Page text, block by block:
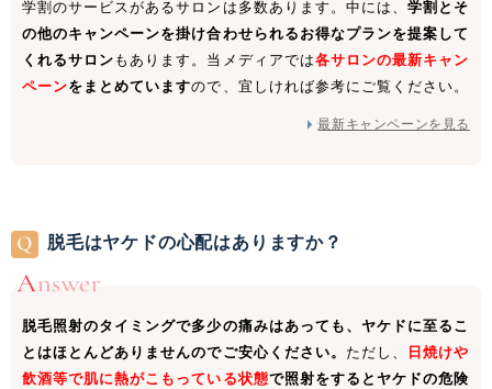
学割のサービスがあるサロンは多数あります。中には、 学割とそ
の他のキャンペーンを掛け合わせられるお得なプランを提案して
くれるサロン もあります。当メディアでは各サロンの最新キャン
ペーンをまとめていますので、宜しければ参考にご覧ください。
最新キャンペーンを見る
脱毛はヤケドの心配はありますか？
脱毛照射のタイミングで多少の痛みはあっても、ヤケドに至るこ
とはほとんどありませんのでご安心ください。 ただし、
日焼けや
飲酒等で肌に熱がこもっている状態で照射をするとヤケドの危険